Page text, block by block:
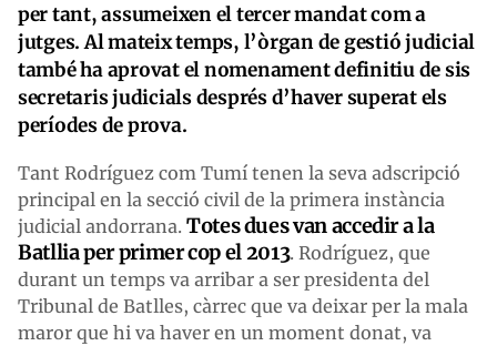
per tant, assumeixen el tercer mandat com a
jutges. Al mateix temps, l’òrgan de gestió judicial
també ha aprovat el nomenament definitiu de sis
secretaris judicials després d’haver superat els
períodes de prova.
Tant Rodríguez com Tumí tenen la seva adscripció
principal en la secció civil de la primera instància
judicial andorrana. Totes dues van accedir a la
Batllia per primer cop el 2013. Rodríguez, que
durant un temps va arribar a ser presidenta del
Tribunal de Batlles, càrrec que va deixar per la mala
maror que hi va haver en un moment donat, va